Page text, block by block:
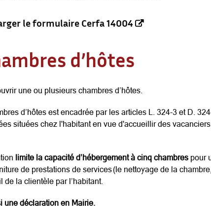
le formulaire Cerfa 14004
d’hôtes
une ou plusieurs chambres d’hôtes.
d’hôtes est encadrée par les articles L. 324-3 et D.
situées chez l'habitant en vue d'accueillir des
limite la capacité d’hébergement à cinq chambres pour
de prestations de services (le nettoyage de la
de la clientèle par l’habitant.
une déclaration en Mairie.